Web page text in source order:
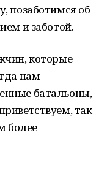
позаботимся об
и заботой.
которые
нам
батальоны,
так
более